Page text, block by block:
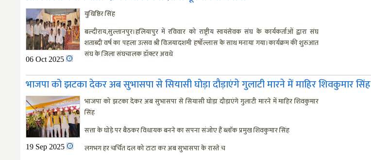
06 Oct 2025
युधिष्ठिर सिंह
बल्दीराय,सुल्तानपुर।हलियापुर में रविवार को राष्ट्रीय स्वयंसेवक संघ के कार्यकर्ताओं द्वारा संघ
शताब्दी वर्ष का पहला उत्सव श्री विजयादशमी हर्षोल्लास के साथ मनाया गया।कार्यक्रम की शुरुआत
संघ के जिला संघचालक डॉक्टर अवधे
भाजपा को झटका देकर अब सुभासपा से सियासी घोड़ा दौड़ाएंगे गुलाटी मारने में माहिर शिवकुमार सिंह
19 Sep 2025
भाजपा को झटका देकर अब सुभासपा से सियासी घोड़ा दौड़ाएंगे गुलाटी मारने में माहिर शिवकुमार
सिंह
सत्ता के घोड़े पर बैठकर विधायक बनने का सपना संजोए हैं ब्लाॅक प्रमुख शिवकुमार सिंह
लगभग हर चर्चित दल को टाटा कर अब सुभासपा के रास्ते च